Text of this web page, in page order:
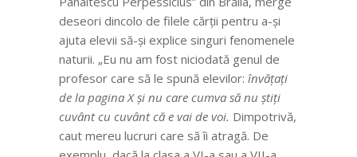
deseori dincolo de filele cărții pentru a-și
ajuta elevii să-și explice singuri fenomenele
naturii. „Eu nu am fost niciodată genul de
profesor care să le spună elevilor: învățați
de la pagina X și nu care cumva să nu știți
cuvânt cu cuvânt că e vai de voi. Dimpotrivă,
caut mereu lucruri care să îi atragă. De